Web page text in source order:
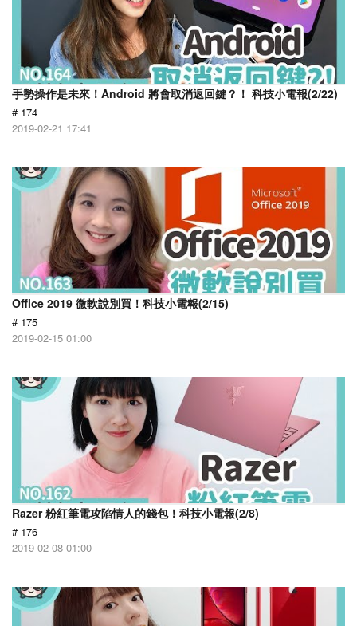
手勢操作是未來！Android 將會取消返回鍵？！ 科技小電報(2/22)
# 174
2019-02-21 17:41
Office 2019 微軟說別買！科技小電報(2/15)
# 175
2019-02-15 01:00
Razer 粉紅筆電攻陷情人的錢包！科技小電報(2/8)
# 176
2019-02-08 01:00